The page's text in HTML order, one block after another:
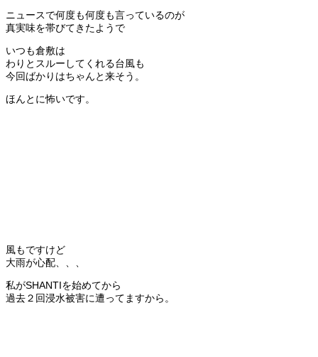
ニュースで何度も何度も言っているのが
真実味を帯びてきたようで
いつも倉敷は
わりとスルーしてくれる台風も
今回ばかりはちゃんと来そう。
ほんとに怖いです。
風もですけど
大雨が心配、、、
私がSHANTIを始めてから
過去２回浸水被害に遭ってますから。